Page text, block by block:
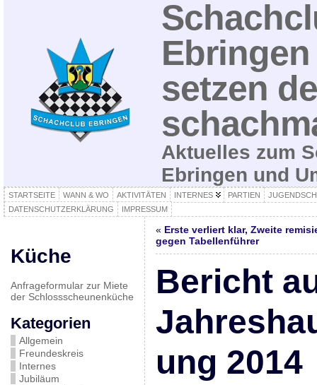
setzen
Aktuelles zum
Ebringen und
STARTSEITE WANN & WO AKTIVITÄTEN INTERNES PARTIEN
DATENSCHUTZERKLÄRUNG
IMPRESSUM
Küche
Anfrageformular zur Miete
der Schlossscheunenküche
Kategorien
Allgemein
Freundeskreis
Internes
Jubiläum
« Erste verliert klar, Zweite
gegen Tabellenführer
Bericht
ung 2014